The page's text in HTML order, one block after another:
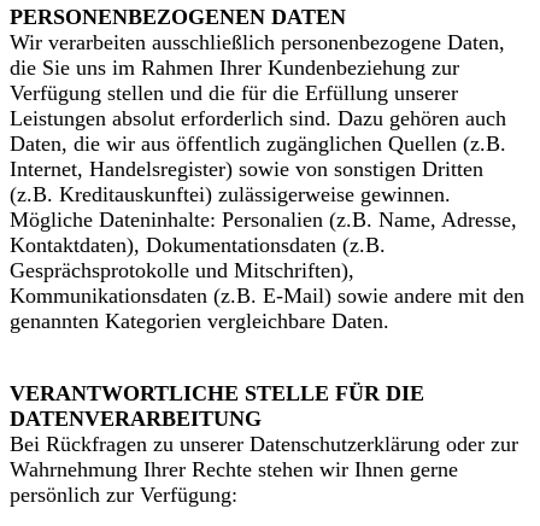
PERSONENBEZOGENEN DATEN
Wir verarbeiten ausschließlich personenbezogene Daten,
die Sie uns im Rahmen Ihrer Kundenbeziehung zur
Verfügung stellen und die für die Erfüllung unserer
Leistungen absolut erforderlich sind. Dazu gehören auch
Daten, die wir aus öffentlich zugänglichen Quellen (z.B.
Internet, Handelsregister) sowie von sonstigen Dritten
(z.B. Kreditauskunftei) zulässigerweise gewinnen.
Mögliche Dateninhalte: Personalien (z.B. Name, Adresse,
Kontaktdaten), Dokumentationsdaten (z.B.
Gesprächsprotokolle und Mitschriften),
Kommunikationsdaten (z.B. E-Mail) sowie andere mit den
genannten Kategorien vergleichbare Daten.
VERANTWORTLICHE STELLE FÜR DIE
DATENVERARBEITUNG
Bei Rückfragen zu unserer Datenschutzerklärung oder zur
Wahrnehmung Ihrer Rechte stehen wir Ihnen gerne
persönlich zur Verfügung: